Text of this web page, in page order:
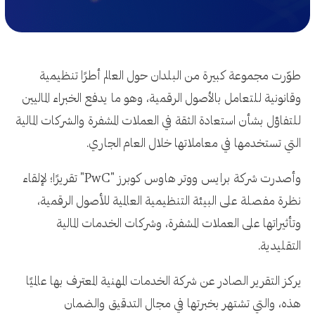
طوّرت مجموعة كبيرة من البلدان حول العالم أطرًا تنظيمية
وقانونية للتعامل بالأصول الرقمية، وهو ما يدفع الخبراء الماليين
للتفاؤل بشأن استعادة الثقة في العملات المشفرة والشركات المالية
التي تستخدمها في معاملاتها خلال العام الجاري.
وأصدرت شركة برايس ووتر هاوس كوبرز "PwC" تقريرًا؛ لإلقاء
نظرة مفصلة على البيئة التنظيمية العالمية للأصول الرقمية،
وتأثيراتها على العملات المشفرة، وشركات الخدمات المالية
التقليدية.
يركز التقرير الصادر عن شركة الخدمات المهنية المعترف بها عالميًا
هذه، والتي تشتهر بخبرتها في مجال التدقيق والضمان